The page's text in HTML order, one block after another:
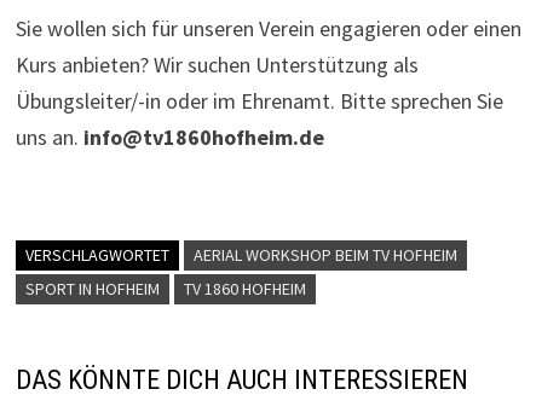
Sie wollen sich für unseren Verein engagieren oder einen
Kurs anbieten? Wir suchen Unterstützung als
Übungsleiter/-in oder im Ehrenamt. Bitte sprechen Sie
uns an. info@tv1860hofheim.de
VERSCHLAGWORTET
AERIAL WORKSHOP BEIM TV HOFHEIM
SPORT IN HOFHEIM
TV 1860 HOFHEIM
DAS KÖNNTE DICH AUCH INTERESSIEREN